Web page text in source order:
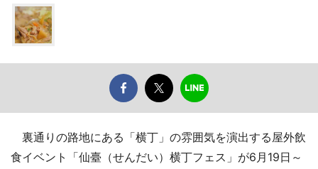
裏通りの路地にある「横丁」の雰囲気を演出する屋外飲
食イベント「仙臺（せんだい）横丁フェス」が6月19日～